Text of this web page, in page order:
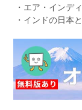
・エア・インデ
・インドの日本